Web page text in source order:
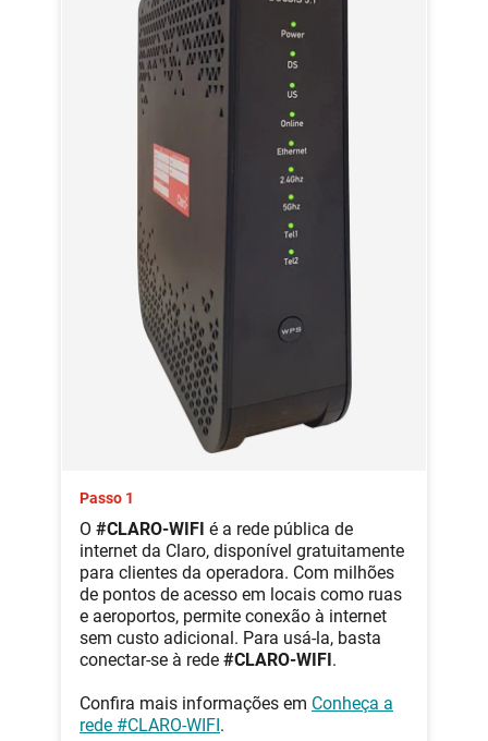
Passo 1
O #CLARO-WIFI é a rede pública de
internet da Claro, disponível gratuitamente
para clientes da operadora. Com milhões
de pontos de acesso em locais como ruas
e aeroportos, permite conexão à internet
sem custo adicional. Para usá-la, basta
conectar-se à rede #CLARO-WIFI.
Confira mais informações em Conheça a
rede #CLARO-WIFI.